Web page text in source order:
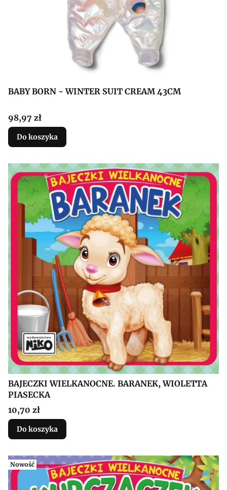
BABY BORN - WINTER SUIT CREAM 43CM
Cena
98,97 zł
Do koszyka
BAJECZKI WIELKANOCNE. BARANEK, WIOLETTA
PIASECKA
Cena
10,70 zł
Do koszyka
Nowość